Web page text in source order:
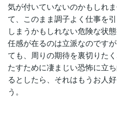
気が付いていないのかもしれ
て、このまま調子よく仕事を
しまうかもしれない危険な状
任感が在るのは立派なのです
ても、周りの期待を裏切りた
たすために凄まじい恐怖に立
るとしたら、それはもうお人
う。